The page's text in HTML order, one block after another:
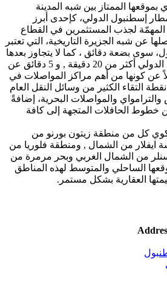
الممتاز بين شبه المدينة
إسطنبول الدولي، كإحدى أبرز
المهمّة لجذب المستثمرين في القطاع
عن شبه الجزيرة التاريخية، التي تعتبر
سوى بضعة دقائق ، كما لا يتجاوز بعدها
عن مطار إسطنبول الدولي أكثر من 20 دقيقة , و 5 دقائق عن
عن كونها من أهم مراكز المواصلات في
نقطة التقاء الكثير من وسائل النقل العام
والترامواي والمواصلات البحرية، إضافةً
خطوط الحافلات المتجهة إلى كافة
كل من منطقة زيتون بورنو من
ايفلار من الشمال , ومنطقة فلوريا من
من الشمال الغربي وبحر مرمرة من
الساحلي والمتوسط لهذه المناطق
العقارية بشكل مستمر.